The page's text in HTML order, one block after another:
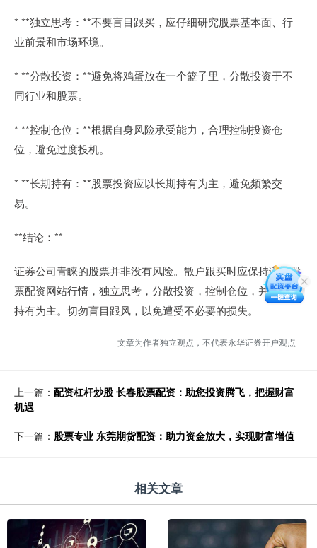
* **独立思考：**不要盲目跟买，应仔细研究股票基本面、行
业前景和市场环境。
* **分散投资：**避免将鸡蛋放在一个篮子里，分散投资于不
同行业和股票。
* **控制仓位：**根据自身风险承受能力，合理控制投资仓
位，避免过度投机。
* **长期持有：**股票投资应以长期持有为主，避免频繁交
易。
**结论：**
证券公司青睐的股票并非没有风险。散户跟买时应保持谨慎股
票配资网站行情，独立思考，分散投资，控制仓位，并以长期
持有为主。切勿盲目跟风，以免遭受不必要的损失。
文章为作者独立观点，不代表永华证券开户观点
上一篇： 配资杠杆炒股 长春股票配资：助您投资腾飞，把握财富
机遇
下一篇： 股票专业 东莞期货配资：助力资金放大，实现财富增值
相关文章